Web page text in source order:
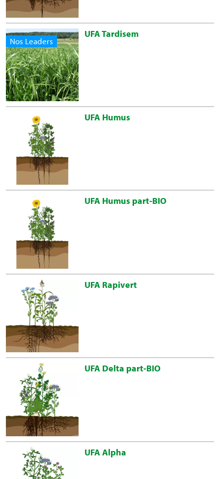
Nos Leaders
UFA Tardisem
UFA Humus
UFA Humus part-BIO
UFA Rapivert
UFA Delta part-BIO
UFA Alpha